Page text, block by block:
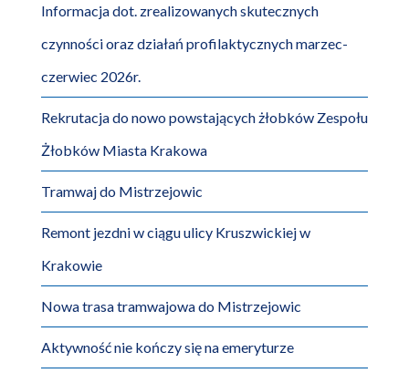
Informacja dot. zrealizowanych skutecznych
czynności oraz działań profilaktycznych marzec-
czerwiec 2026r.
Rekrutacja do nowo powstających żłobków Zespołu
Żłobków Miasta Krakowa
Tramwaj do Mistrzejowic
Remont jezdni w ciągu ulicy Kruszwickiej w
Krakowie
Nowa trasa tramwajowa do Mistrzejowic
Aktywność nie kończy się na emeryturze